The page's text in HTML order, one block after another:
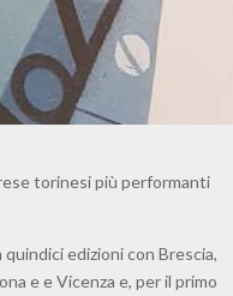
torinesi più performanti
edizioni con Brescia,
e e Vicenza e, per il primo